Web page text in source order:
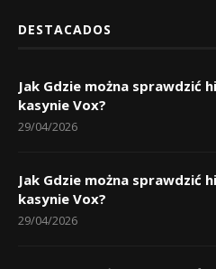
DESTACADOS
Jak Gdzie można sprawdzić
kasynie Vox?
29/04/2026
Jak Gdzie można sprawdzić
kasynie Vox?
29/04/2026